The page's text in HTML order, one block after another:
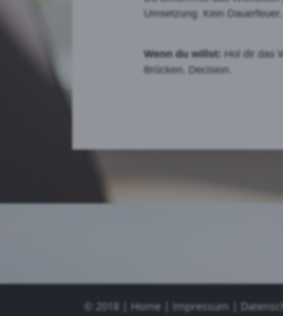
Umsetzung. Kein
Wenn du willst: Hol dir das
Brücken, Decision.
© 2018 | Home Impressum